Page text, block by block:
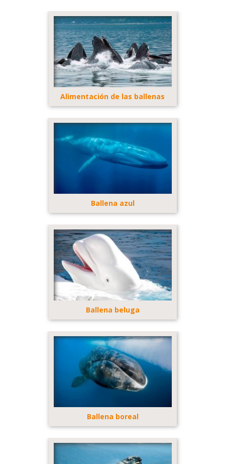
Alimentación de las ballenas
Ballena azul
Ballena beluga
Ballena boreal